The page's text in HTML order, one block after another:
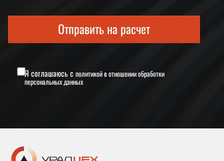
Отправить на расчет
Я соглашаюсь с политикой в отношении обработки
персональных данных